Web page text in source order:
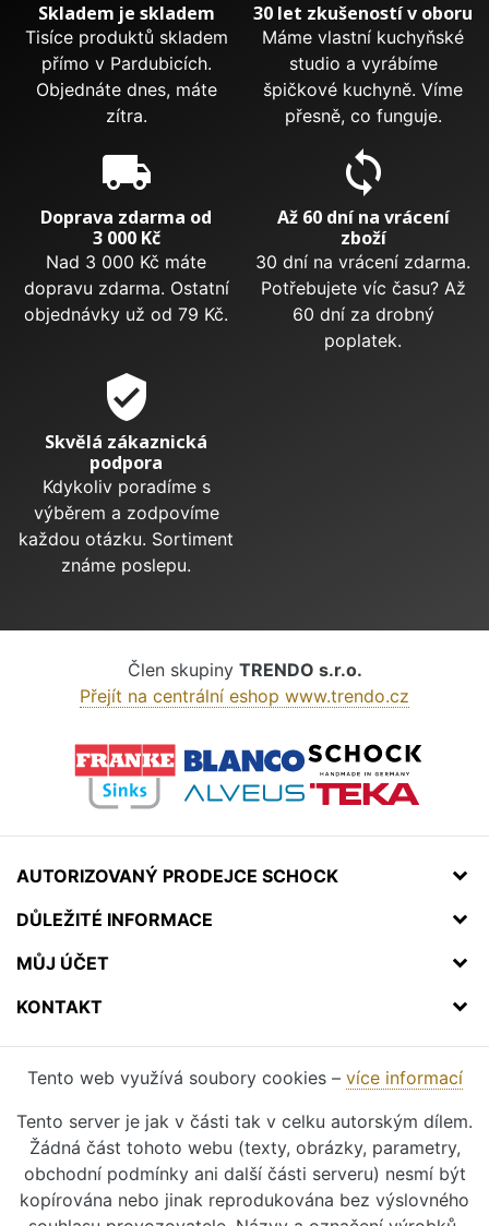
Skladem je skladem
Tisíce produktů skladem
přímo v Pardubicích.
Objednáte dnes, máte
zítra.
30 let zkušeností v oboru
Máme vlastní kuchyňské
studio a vyrábíme
špičkové kuchyně. Víme
přesně, co funguje.
local_shipping
Doprava zdarma od
3 000 Kč
Nad 3 000 Kč máte
dopravu zdarma. Ostatní
objednávky už od 79 Kč.
sync
Až 60 dní na vrácení
zboží
30 dní na vrácení zdarma.
Potřebujete víc času? Až
60 dní za drobný
poplatek.
verified_user
Skvělá zákaznická
podpora
Kdykoliv poradíme s
výběrem a zodpovíme
každou otázku. Sortiment
známe poslepu.
Člen skupiny TRENDO s.r.o.
Přejít na centrální eshop www.trendo.cz
AUTORIZOVANÝ PRODEJCE SCHOCK
DŮLEŽITÉ INFORMACE
MŮJ ÚČET
KONTAKT
Tento web využívá soubory cookies – více informací
Tento server je jak v části tak v celku autorským dílem.
Žádná část tohoto webu (texty, obrázky, parametry,
obchodní podmínky ani další části serveru) nesmí být
kopírována nebo jinak reprodukována bez výslovného